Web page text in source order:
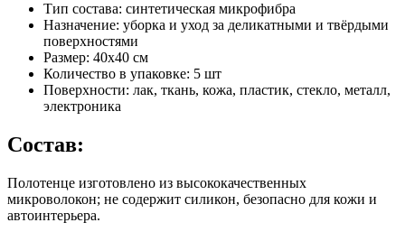
Тип состава: синтетическая микрофибра
Назначение: уборка и уход за деликатными и твёрдыми
поверхностями
Размер: 40x40 см
Количество в упаковке: 5 шт
Поверхности: лак, ткань, кожа, пластик, стекло, металл,
электроника
Состав:
Полотенце изготовлено из высококачественных
микроволокон; не содержит силикон, безопасно для кожи и
автоинтерьера.